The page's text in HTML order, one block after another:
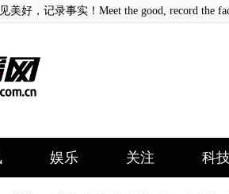
美好，记录事实！Meet the good, record the
娱乐 关注 科